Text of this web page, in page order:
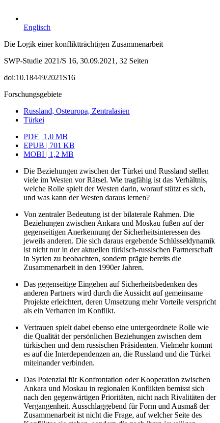
Englisch
Die Logik einer konfliktträchtigen Zusammenarbeit
SWP-Studie 2021/S 16, 30.09.2021, 32 Seiten
doi:10.18449/2021S16
Forschungsgebiete
Russland, Osteuropa, Zentralasien
Türkei
PDF | 1,0 MB
EPUB | 701 KB
MOBI | 1,2 MB
Die Beziehungen zwischen der Türkei und Russland stellen
viele im Wes­ten vor Rätsel. Wie tragfähig ist das Verhältnis,
welche Rolle spielt der Westen darin, worauf stützt es sich,
und was kann der Westen daraus lernen?
Von zentraler Bedeutung ist der bilaterale Rahmen. Die
Beziehungen zwischen Ankara und Moskau fußen auf der
gegenseitigen Anerkennung der Sicherheitsinteressen des
jeweils anderen. Die sich daraus ergebende Schlüsseldynamik
ist nicht nur in der aktuellen türkisch-russischen Part­nerschaft
in Syrien zu beobachten, sondern prägte bereits die
Zusammenarbeit in den 1990er Jahren.
Das gegenseitige Eingehen auf Sicherheitsbedenken des
anderen Partners wird durch die Aussicht auf gemeinsame
Projekte erleichtert, deren Um­setzung mehr Vorteile verspricht
als ein Verharren im Konflikt.
Vertrauen spielt dabei ebenso eine untergeordnete Rolle wie
die Qualität der persönlichen Beziehungen zwischen dem
türkischen und dem russischen Präsidenten. Vielmehr kommt
es auf die Interdependenzen an, die Russland und die Türkei
miteinander verbinden.
Das Potenzial für Konfrontation oder Kooperation zwischen
Ankara und Moskau in regionalen Konflikten bemisst sich
nach den gegenwärtigen Prioritäten, nicht nach Rivalitäten der
Vergangenheit. Ausschlaggebend für Form und Ausmaß der
Zusammenarbeit ist nicht die Frage, auf welcher Seite des